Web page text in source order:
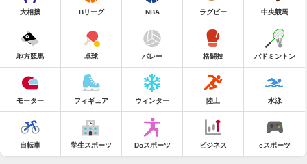
大相撲 Bリーグ NBA ラグビー 中央競馬
地方競馬 卓球 バレー 格闘技 バドミントン
モーター フィギュア ウィンター 陸上 水泳
自転車 学生スポーツ Doスポーツ ビジネス eスポーツ